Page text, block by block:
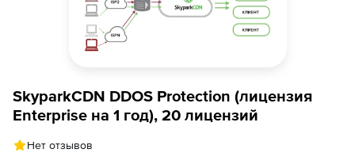
SkyparkCDN DDOS Protection (лицензия
Enterprise на 1 год), 20 лицензий
Нет отзывов